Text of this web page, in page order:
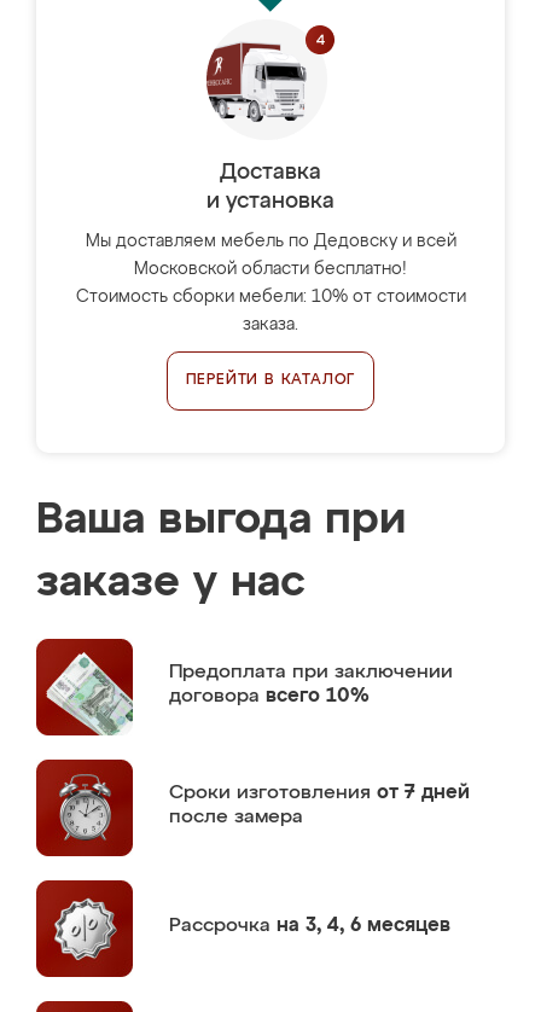
Доставка
и установка
Мы доставляем мебель по Дедовску и всей
Московской области бесплатно!
Стоимость сборки мебели: 10% от стоимости
заказа.
ПЕРЕЙТИ В КАТАЛОГ
Ваша выгода при
заказе у нас
Предоплата при заключении
договора всего 10%
Сроки изготовления от 7 дней
после замера
Рассрочка на 3, 4, 6 месяцев